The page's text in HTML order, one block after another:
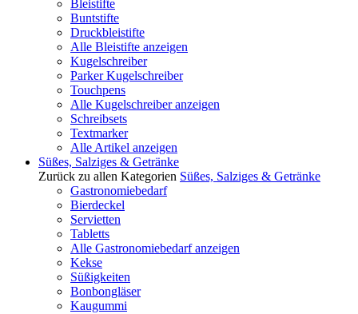
Bleistifte
Buntstifte
Druckbleistifte
Alle Bleistifte anzeigen
Kugelschreiber
Parker Kugelschreiber
Touchpens
Alle Kugelschreiber anzeigen
Schreibsets
Textmarker
Alle Artikel anzeigen
Süßes, Salziges & Getränke
Zurück zu allen Kategorien Süßes, Salziges & Getränke
Gastronomiebedarf
Bierdeckel
Servietten
Tabletts
Alle Gastronomiebedarf anzeigen
Kekse
Süßigkeiten
Bonbongläser
Kaugummi